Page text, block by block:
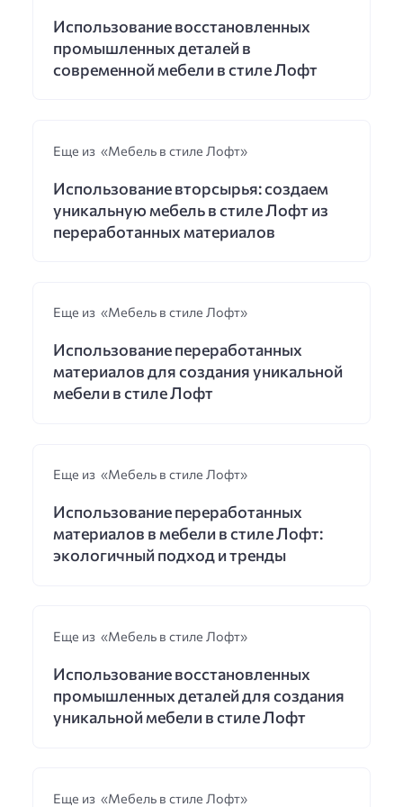
Использование восстановленных
промышленных деталей в
современной мебели в стиле Лофт
Еще из «Мебель в стиле Лофт»
Использование вторсырья: создаем
уникальную мебель в стиле Лофт из
переработанных материалов
Еще из «Мебель в стиле Лофт»
Использование переработанных
материалов для создания уникальной
мебели в стиле Лофт
Еще из «Мебель в стиле Лофт»
Использование переработанных
материалов в мебели в стиле Лофт:
экологичный подход и тренды
Еще из «Мебель в стиле Лофт»
Использование восстановленных
промышленных деталей для создания
уникальной мебели в стиле Лофт
Еще из «Мебель в стиле Лофт»